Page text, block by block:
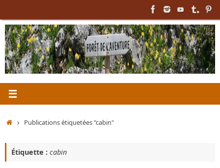
au
contenu
AccueilPublications étiquetées "cabin"
Étiquette : cabin